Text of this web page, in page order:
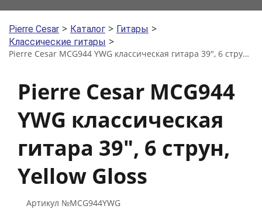
Pierre Cesar > Каталог > Гитары >
Классические гитары >
Pierre Cesar MCG944 YWG классическая гитара 39", 6 струн, Yellow Gloss
Pierre Cesar MCG944
YWG классическая
гитара 39", 6 струн,
Yellow Gloss
Артикул №MCG944YWG